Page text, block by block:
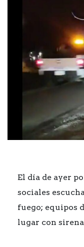
El día de ayer
sociales
fuego; equipos
lugar con